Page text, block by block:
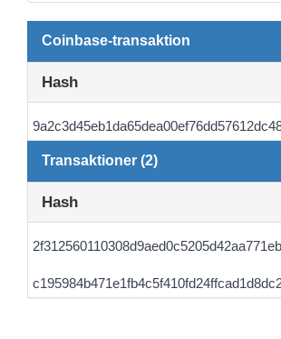
Coinbase-transaktion
Hash
Transaktioner (2)
Hash